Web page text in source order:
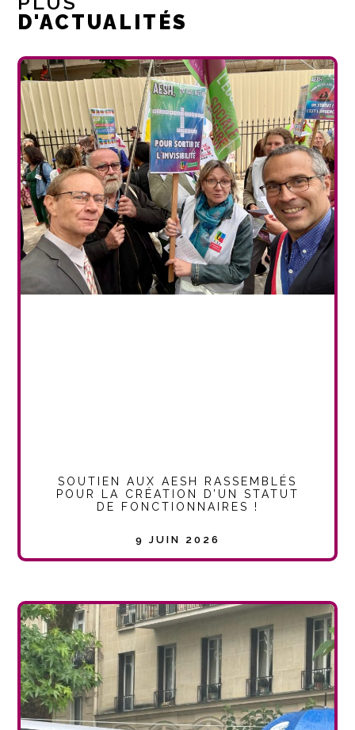
D'ACTUALITÉS
SOUTIEN AUX AESH RASSEMBLÉS
POUR LA CRÉATION D’UN STATUT
DE FONCTIONNAIRES !
9 JUIN 2026